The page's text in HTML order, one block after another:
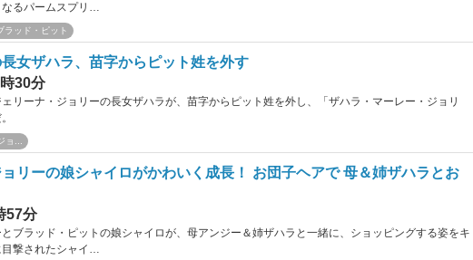
なるパームスプリ…
ラッド・ピット
女ザハラ、苗字からピット姓を外す
30分
リーナ・ジョリーの長女ザハラが、苗字からピット姓を外し、「ザハラ・マーレー・ジョリ
ョ...
リーの娘シャイロがかわいく成長！ お団子ヘアで 母＆姉ザハラとお
57分
ブラッド・ピットの娘シャイロが、母アンジー＆姉ザハラと一緒に、ショッピングする姿をキ
目撃されたシャイ…